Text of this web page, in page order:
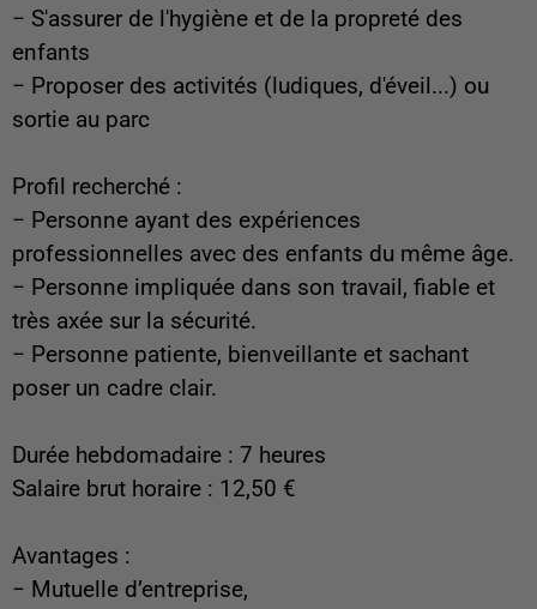
− S'assurer de l'hygiène et de la propreté des
enfants
− Proposer des activités (ludiques, d'éveil...) ou
sortie au parc
Profil recherché :
− Personne ayant des expériences
professionnelles avec des enfants du même âge.
− Personne impliquée dans son travail, fiable et
très axée sur la sécurité.
− Personne patiente, bienveillante et sachant
poser un cadre clair.
Durée hebdomadaire : 7 heures
Salaire brut horaire : 12,50 €
Avantages :
− Mutuelle d’entreprise,